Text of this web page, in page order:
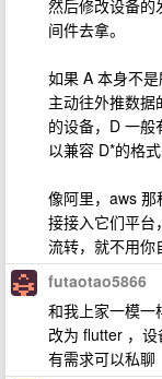
然后修改设备的
间件去拿。
如果 A 本身不
主动往外推数
的设备，D 一
以兼容 D*的格
像阿里，aws
接接入它们平台
流转，就不用你
futaotao5866
和我上家一模一
改为 flutter ，
有需求可以私聊